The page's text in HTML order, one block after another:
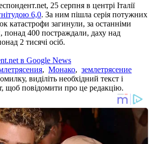
25 серпня в центрі Італії
6,0. За ним пішла серія потужних
катастрофи загинули, за останніми
400 постраждали, даху над
2 тисячі осіб.
в Google News
, Монако, землетрясение
виділіть необхідний текст і
щоб повідомити про це редакцію.